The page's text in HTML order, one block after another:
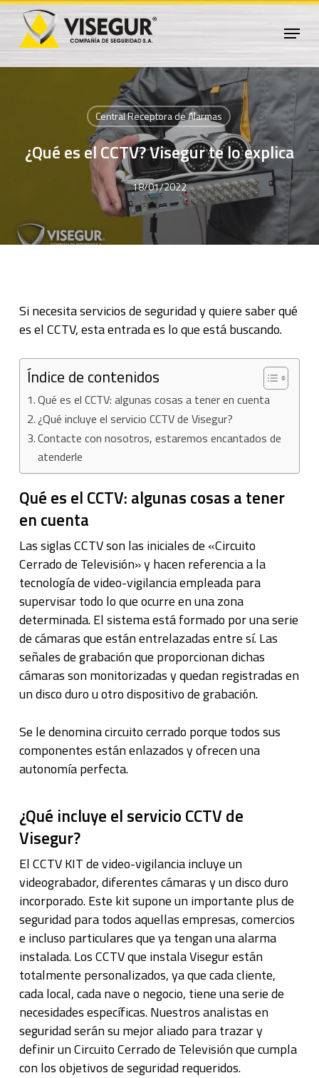
Skip
main
content
Menu
Central Receptora de Alarmas
¿Qué es el CCTV? Visegur te lo explica
18/01/2022
Si necesita servicios de seguridad y quiere saber qué
es el CCTV, esta entrada es lo que está buscando.
Índice de contenidos
Qué es el CCTV: algunas cosas a tener en cuenta
¿Qué incluye el servicio CCTV de Visegur?
Contacte con nosotros, estaremos encantados de
atenderle
Qué es el CCTV: algunas cosas a tener
en cuenta
Las siglas CCTV son las iniciales de «Circuito
Cerrado de Televisión» y hacen referencia a la
tecnología de video-vigilancia empleada para
supervisar todo lo que ocurre en una zona
determinada. El sistema está formado por una serie
de cámaras que están entrelazadas entre sí. Las
señales de grabación que proporcionan dichas
cámaras son monitorizadas y quedan registradas en
un disco duro u otro dispositivo de grabación.
Se le denomina circuito cerrado porque todos sus
componentes están enlazados y ofrecen una
autonomía perfecta.
¿Qué incluye el servicio CCTV de
Visegur?
El CCTV KIT de video-vigilancia incluye un
videograbador, diferentes cámaras y un disco duro
incorporado. Este kit supone un importante plus de
seguridad para todos aquellas empresas, comercios
e incluso particulares que ya tengan una alarma
instalada. Los CCTV que instala Visegur están
totalmente personalizados, ya que cada cliente,
cada local, cada nave o negocio, tiene una serie de
necesidades específicas. Nuestros analistas en
seguridad serán su mejor aliado para trazar y
definir un Circuito Cerrado de Televisión que cumpla
con los objetivos de seguridad requeridos.
Close
Menu